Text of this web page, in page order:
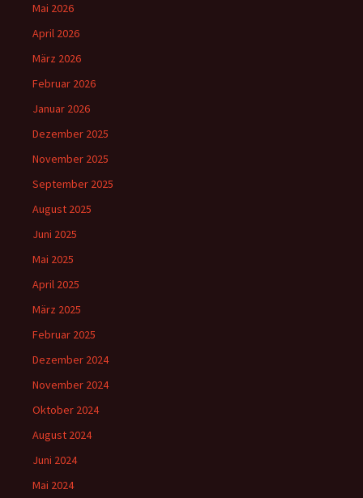
Mai 2026
April 2026
März 2026
Februar 2026
Januar 2026
Dezember 2025
November 2025
September 2025
August 2025
Juni 2025
Mai 2025
April 2025
März 2025
Februar 2025
Dezember 2024
November 2024
Oktober 2024
August 2024
Juni 2024
Mai 2024